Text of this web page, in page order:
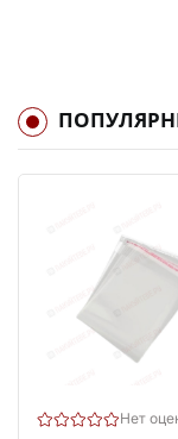
Нет